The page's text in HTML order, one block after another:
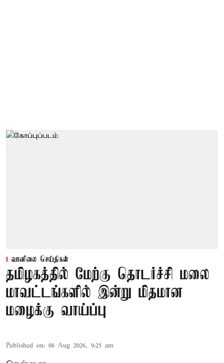
வானிலை செய்திகள்
தமிழகத்தில் மேற்கு தொடர்ச்சி மலை
மாவட்டங்களில் இன்று மிதமான
மழைக்கு வாய்ப்பு
Published on: 08 Aug 2026, 9:25 am